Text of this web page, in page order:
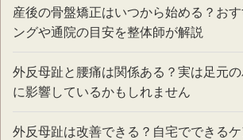
産後の骨盤矯正はいつから始める？おす
ングや通院の目安を整体師が解説
外反母趾と腰痛は関係ある？実は足元
に影響しているかもしれません
外反母趾は改善できる？自宅でできる